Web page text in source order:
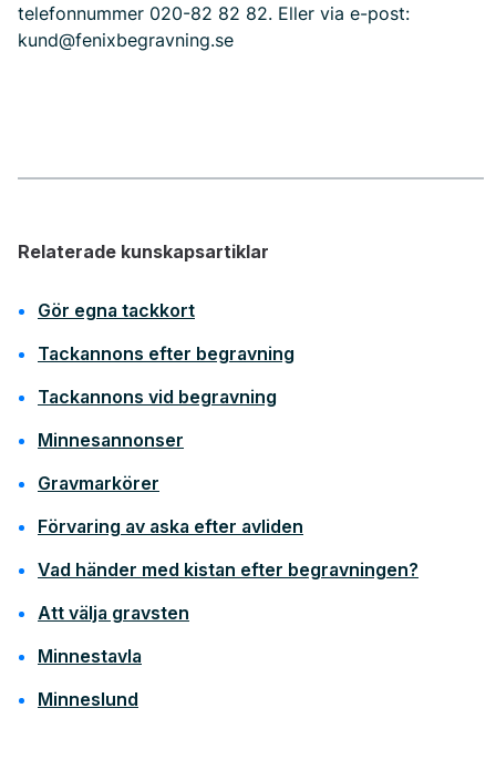
telefonnummer 020-82 82 82. Eller via e-post:
kund@fenixbegravning.se
Relaterade kunskapsartiklar
Gör egna tackkort
Tackannons efter begravning
Tackannons vid begravning
Minnesannonser
Gravmarkörer
Förvaring av aska efter avliden
Vad händer med kistan efter begravningen?
Att välja gravsten
Minnestavla
Minneslund